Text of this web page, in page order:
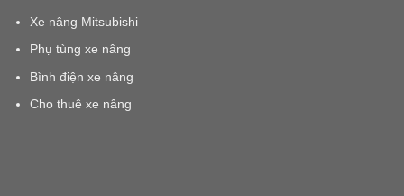
Xe nâng Mitsubishi
Phụ tùng xe nâng
Bình điện xe nâng
Cho thuê xe nâng